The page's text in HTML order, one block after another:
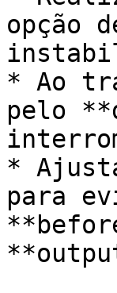
opção
* Ao
pelo
*
para